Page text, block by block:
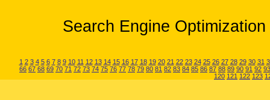
Search Engine
1 2 3 4 5 6 7 8 9 10 11 12 13 14 15 16 17 18 19 20 21 22 23 24 25 26 27 28 29 30 31
66 67 68 69 70 71 72 73 74 75 76 77 78 79 80 81 82 83 84 85 86 87 88 89 90 91 92 93
120 121 122 123